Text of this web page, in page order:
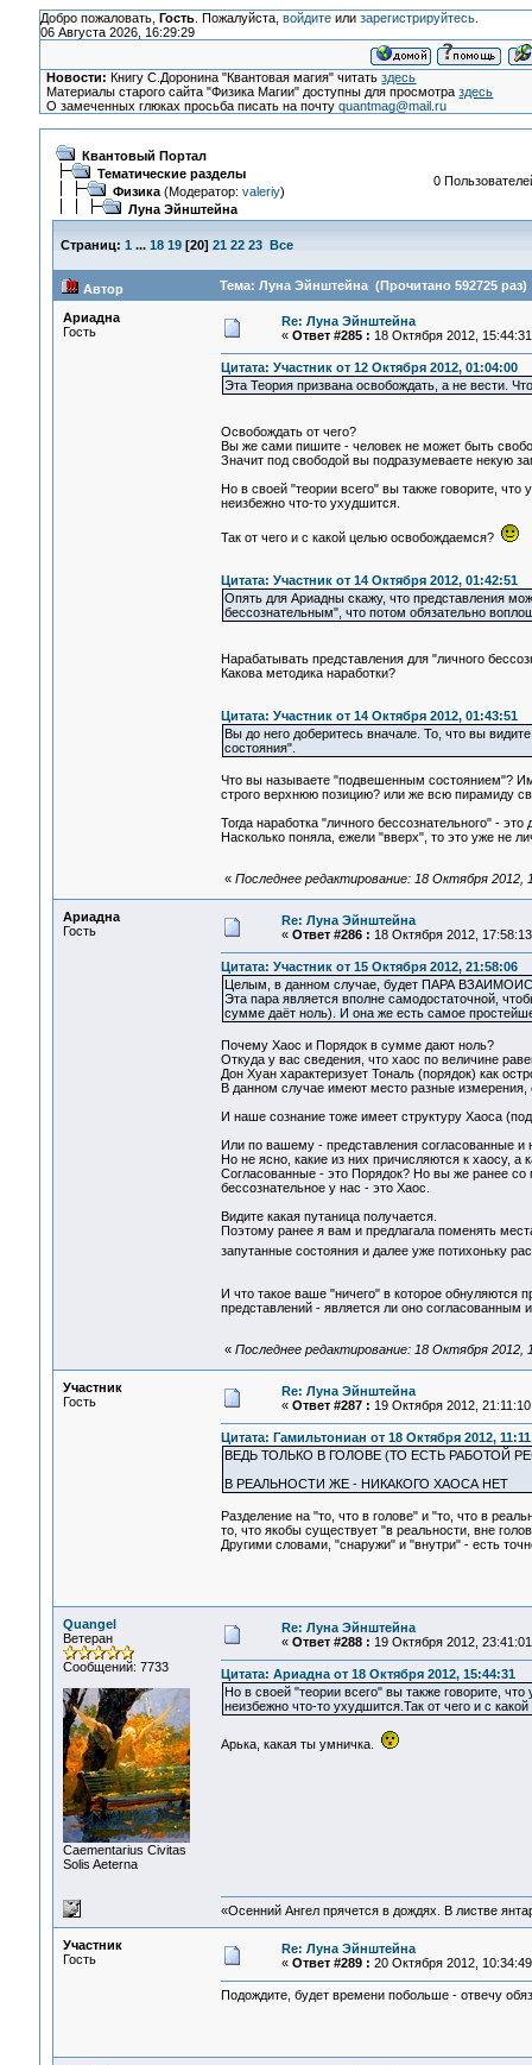
Добро пожаловать, Гость. Пожалуйста, войдитеили зарегистрируйтесь.
06 Августа 2026, 16:29:29
Новости: Книгу С.Доронина "Квантовая магия" читатьздесь
Материалы старого сайта "Физика Магии" доступны для просмотраздесь
О замеченных глюках просьба писать на почтуquantmag@mail.ru
Квантовый Портал
Тематические разделы
Физика(Модератор: valeriy)
Луна Эйнштейна
0
Страниц: 1 ... 18 19[20] 21 22 23 Все
Автор Тема: Луна Эйнштейна (Прочитано 592725 раз)
Ариадна
Гость
Re: Луна Эйнштейна
« Ответ #285 : 18 Октября 2012,
Цитата: Участник от 12 Октября 2012, 01:04:00
Эта Теория призвана освобождать, а не вести.
Освобождать от чего?
Вы же сами пишите - человек не может быть
Значит под свободой вы подразумеваете некую
Но в своей "теории всего" вы также говорите,
неизбежно что-то ухудшится.
Так от чего и с какой целью освобождаемся?
Цитата: Участник от 14 Октября 2012, 01:42:51
Опять для Ариадны скажу, что представления
бессознательным", что потом обязательно
Нарабатывать представления для "личного
Какова методика наработки?
Цитата: Участник от 14 Октября 2012, 01:43:51
Вы до него доберитесь вначале. То, что вы
состояния".
Что вы называете "подвешенным состоянием"?
строго верхнюю позицию? или же всю пирамиду
Тогда наработка "личного бессознательного" -
Насколько поняла, ежели "вверх", то это уже не
« Последнее редактирование: 18 Октября 2012,
Ариадна
Гость
Re: Луна Эйнштейна
« Ответ #286 : 18 Октября 2012,
Цитата: Участник от 15 Октября 2012, 21:58:06
Целым, в данном случае, будет ПАРА
Эта пара является вполне самодостаточной,
сумме даёт ноль). И она же есть самое
Почему Хаос и Порядок в сумме дают ноль?
Откуда у вас сведения, что хаос по величине
Дон Хуан характеризует Тональ (порядок) как
В данном случае имеют место разные
И наше сознание тоже имеет структуру Хаоса
Или по вашему - представления согласованные и
Но не ясно, какие из них причисляются к хаосу, а
Согласованные - это Порядок? Но вы же ранее со
бессознательное у нас - это Хаос.
Видите какая путаница получается.
Поэтому ранее я вам и предлагала поменять
запутанные состояния и далее уже потихоньку
И что такое ваше "ничего" в которое обнуляются
представлений - является ли оно согласованным
« Последнее редактирование: 18 Октября 2012,
Участник
Гость
Re: Луна Эйнштейна
« Ответ #287 : 19 Октября 2012,
Цитата: Гамильтониан от 18 Октября 2012,
ВЕДЬ ТОЛЬКО В ГОЛОВЕ (ТО ЕСТЬ РАБОТОЙ
В РЕАЛЬНОСТИ ЖЕ - НИКАКОГО ХАОСА НЕТ
Разделение на "то, что в голове" и "то, что в
то, что якобы существует "в реальности, вне
Другими словами, "снаружи" и "внутри" - есть
Quangel
Ветеран
Сообщений: 7733
Сaementarius Civitas
Solis Aeterna
Re: Луна Эйнштейна
« Ответ #288 : 19 Октября 2012,
Цитата: Ариадна от 18 Октября 2012, 15:44:31
Но в своей "теории всего" вы также говорите,
неизбежно что-то ухудшится.Так от чего и с
Арька, какая ты умничка.
«Осенний Ангел прячется в дождях. В листве
Участник
Гость
Re: Луна Эйнштейна
« Ответ #289 : 20 Октября 2012,
Подождите, будет времени побольше - отвечу